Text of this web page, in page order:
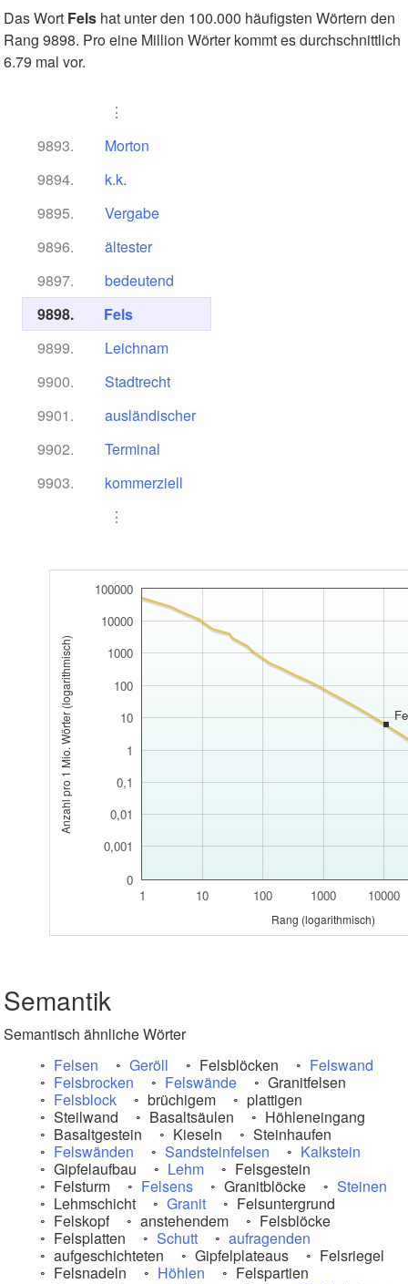
Das Wort Fels hat unter den 100.000 häufigsten Wörtern den
Rang 9898. Pro eine Million Wörter kommt es durchschnittlich
6.79 mal vor.
⋮
9893.
Morton
9894.
k.k.
9895.
Vergabe
9896.
ältester
9897.
bedeutend
9898.
Fels
9899.
Leichnam
9900.
Stadtrecht
9901.
ausländischer
9902.
Terminal
9903.
kommerziell
⋮
1 10 100 1000 10000
0
1
10
100
1000
10000
100000
0,001
0,01
0,1
Rang (logarithmisch)
Anzahl pro 1 Mio. Wörter (logarithmisch)
Semantik
Semantisch ähnliche Wörter
Felsen
Geröll Felsblöcken
Felswand
Felsbrocken
Felswände
Granitfelsen
Felsblock
brüchigem
plattigen
Steilwand
Basaltsäulen
Höhleneingang
Basaltgestein
Kieseln
Steinhaufen
Felswänden
Sandsteinfelsen
Kalkstein
Gipfelaufbau
Lehm
Felsgestein
Felsturm
Felsens Granitblöcke
Steinen
Lehmschicht
Granit
Felsuntergrund
Felskopf
anstehendem
Felsblöcke
Felsplatten
Schutt
aufragenden
aufgeschichteten
Gipfelplateaus
Felsriegel
Felsnadeln
Höhlen
Felspartien